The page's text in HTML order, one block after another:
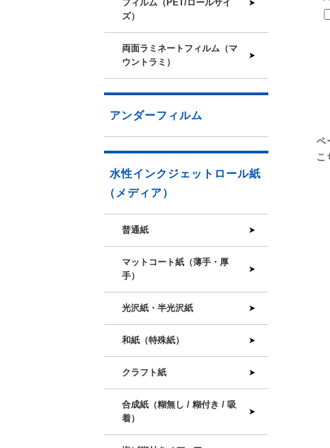
ペ
こ
フィルム（PET/ロールサイ
ズ）
両面ラミネートフィルム（マ
ウントラミ）
アンダーフィルム
水性インクジェットロール紙
（メディア）
普通紙
マットコート紙（薄手・厚
手）
光沢紙・半光沢紙
和紙（特殊紙）
クラフト紙
合成紙（糊無し / 糊付き / 吸
着）